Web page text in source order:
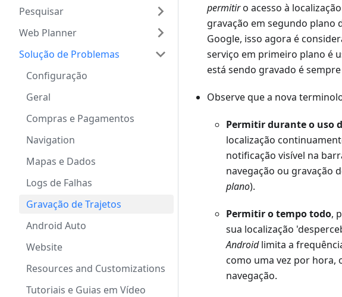
Pesquisar
Web Planner
Solução de Problemas
Configuração
Geral
Compras e Pagamentos
Navigation
Mapas e Dados
Logs de Falhas
Gravação de Trajetos
Android Auto
Website
Resources and Customizations
Tutoriais e Guias em Vídeo
permitiro acesso à
gravação em segundo plano
Google, isso agora é
serviço em primeiro plano é
está sendo gravado é sempre
Observe que a nova
Permitir durante o uso
localização
notificação visível na
navegação ou gravação
plano).
Permitir o tempo todo,
sua localização
Androidlimita a
como uma vez por hora,
navegação.